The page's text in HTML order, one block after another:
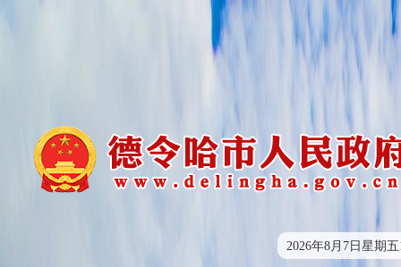
2026年8月7日星期五